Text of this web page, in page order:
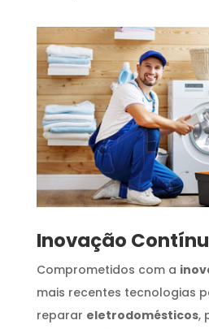
Inovação
Comprometidos com a
mais recentes tecnologias
reparar eletrodomésticos,